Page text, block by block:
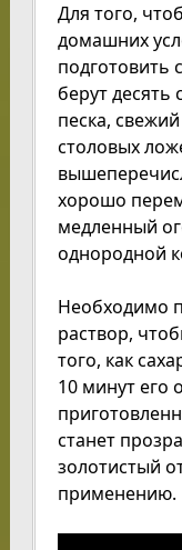
Для того,
домашних
подготовить
берут десять
песка,
столовых
хорошо
медленный
однородной
Необходимо
раствор,
того, как
10 минут его
станет
золотистый
применению.